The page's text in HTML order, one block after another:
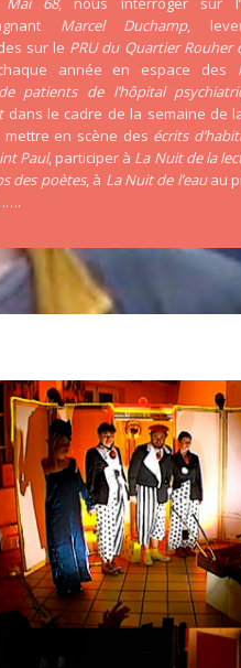
Marcel Duchamp,
sur le PRU du Quartier Rouher
année en espace des
patients de l’hôpital
dans le cadre de la semaine de
mettre en scène des écrits
Paul, participer à La Nuit de la
des poètes, à La Nuit de l’eauau